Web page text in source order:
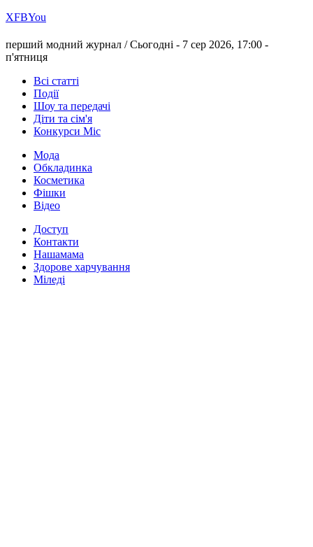
ХFBYou
перший модний журнал /Сьогодні - 7 сер 2026, 17:00 -
п'ятниця
Всі статті
Події
Шоу та передачі
Діти та сім'я
Конкурси Міс
Мода
Обкладинка
Косметика
Фішки
Відео
Доступ
Контакти
Нашамама
Здорове харчування
Міледі